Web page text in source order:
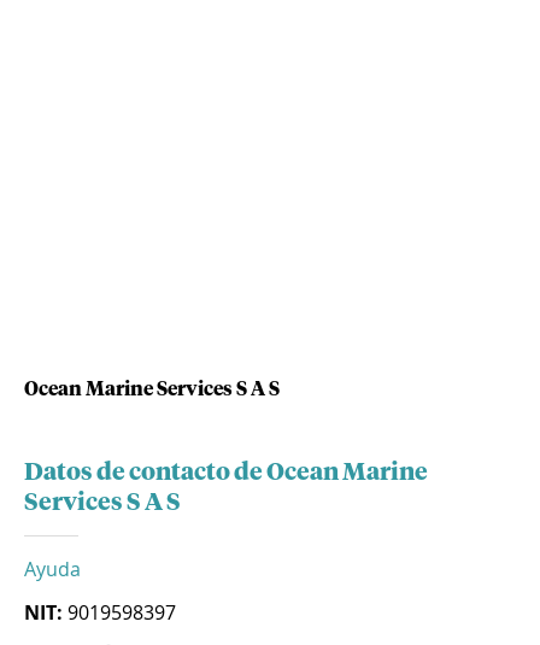
Ocean Marine Services S A S
Datos de contacto de Ocean Marine
Services S A S
Ayuda
NIT: 9019598397